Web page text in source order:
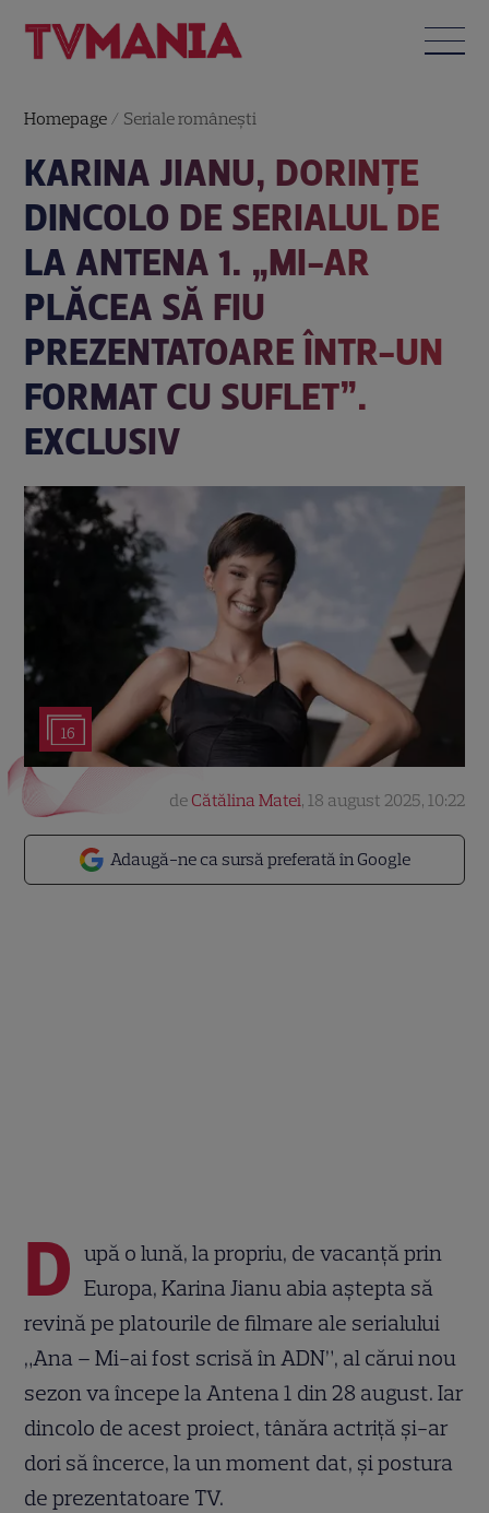
Homepage / Seriale româneşti
KARINA JIANU, DORINȚE
DINCOLO DE SERIALUL DE
LA ANTENA 1. „MI-AR
PLĂCEA SĂ FIU
PREZENTATOARE ÎNTR-UN
FORMAT CU SUFLET”.
EXCLUSIV
16
Adaugă-ne ca sursă preferată în Google
de Cătălina Matei, 18 august 2025, 10:22
D upă o lună, la propriu, de vacanță prin
Europa, Karina Jianu abia aștepta să
revină pe platourile de filmare ale serialului
„Ana – Mi-ai fost scrisă în ADN”, al cărui nou
sezon va începe la Antena 1 din 28 august. Iar
dincolo de acest proiect, tânăra actriță și-ar
dori să încerce, la un moment dat, și postura
de prezentatoare TV.